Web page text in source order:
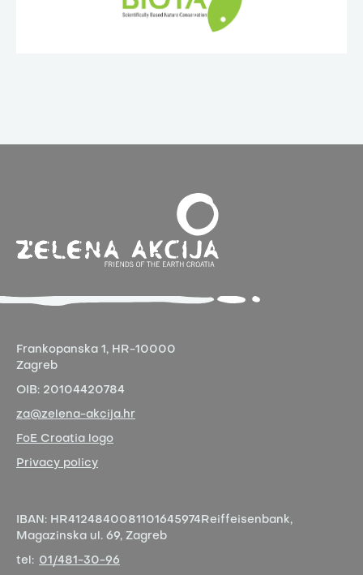
Frankopanska 1, HR-10000
Zagreb
OIB: 20104420784
za@zelena-akcija.hr
FoE Croatia logo
Privacy policy
IBAN: HR4124840081101645974 Reiffeisenbank,
Magazinska ul. 69, Zagreb
tel: 01/481-30-96